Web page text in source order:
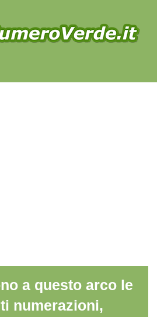
a questo arco le
numerazioni,